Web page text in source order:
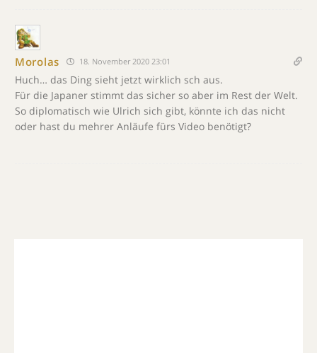
Morolas 18. November 2020 23:01
Huch… das Ding sieht jetzt wirklich sch aus.
Für die Japaner stimmt das sicher so aber im Rest der Welt.
So diplomatisch wie Ulrich sich gibt, könnte ich das nicht
oder hast du mehrer Anläufe fürs Video benötigt?